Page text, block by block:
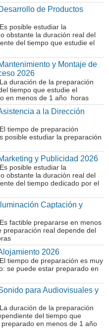
de Productos
posible estudiar la
obstante la duración real del
del tiempo que estudie el
y Montaje de
2026
duración de la preparación
tiempo que estudie el
en menos de 1 año horas
a la Dirección
tiempo de preparación
posible estudiar la preparación
y Publicidad 2026
posible estudiar la
obstante la duración real del
del tiempo dedicado por el
Captación y
factible prepararse en menos
preparación real depende del
2026
tiempo de preparación es muy
se puede estar preparado en
para Audiovisuales y
duración de la preparación
del tiempo que
en menos de 1 año